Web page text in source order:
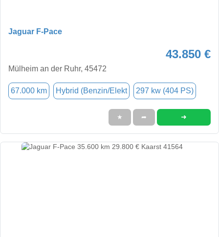
Jaguar F-Pace
43.850 €
Mülheim an der Ruhr, 45472
67.000 km Hybrid (Benzin/Elekt 297 kw (404 PS)
★ ➦ ➜